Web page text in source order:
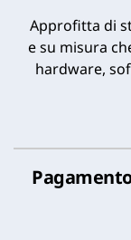
Approfitta di
e su misura
hardware,